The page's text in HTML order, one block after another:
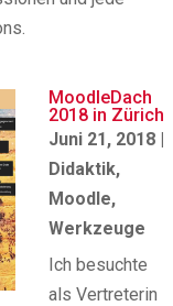
MoodleDach
2018 in Zürich
Juni 21, 2018 |
Didaktik,
Moodle,
Werkzeuge
Ich besuchte
als Vertreterin